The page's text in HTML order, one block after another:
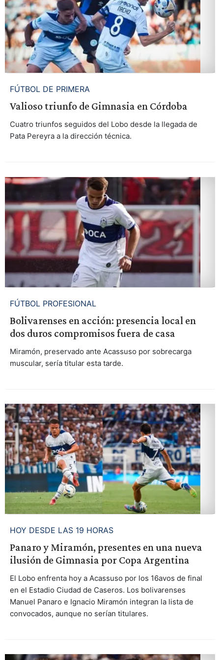
FÚTBOL DE PRIMERA
Valioso triunfo de Gimnasia en Córdoba
Cuatro triunfos seguidos del Lobo desde la llegada de
Pata Pereyra a la dirección técnica.
FÚTBOL PROFESIONAL
Bolivarenses en acción: presencia local en
dos duros compromisos fuera de casa
Miramón, preservado ante Acassuso por sobrecarga
muscular, sería titular esta tarde.
HOY DESDE LAS 19 HORAS
Panaro y Miramón, presentes en una nueva
ilusión de Gimnasia por Copa Argentina
El Lobo enfrenta hoy a Acassuso por los 16avos de final
en el Estadio Ciudad de Caseros. Los bolivarenses
Manuel Panaro e Ignacio Miramón integran la lista de
convocados, aunque no serían titulares.